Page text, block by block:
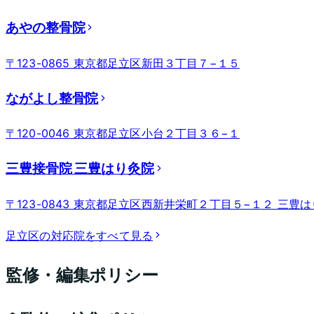
あやの整骨院
〒123-0865 東京都足立区新田３丁目７−１５
ながよし整骨院
〒120-0046 東京都足立区小台２丁目３６−１
三豊接骨院 三豊はり灸院
〒123-0843 東京都足立区西新井栄町２丁目５−１２ 三豊は
足立区の対応院をすべて見る
監修・編集ポリシー